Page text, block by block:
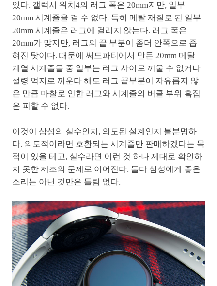
있다. 갤럭시 워치4의 러그 폭은 20mm지만, 일부
20mm 시계줄을 걸 수 없다. 특히 메탈 재질로 된 일부
20mm 시계줄은 러그에 걸리지 않는다. 러그 폭은
20mm가 맞지만, 러그의 끝 부분이 좀더 안쪽으로 좁
혀진 탓이다. 때문에 써드파티에서 만든 20mm 메탈
계열 시계줄을 중 일부는 러그 사이로 끼울 수 없거나
설령 억지로 끼운다 해도 러그 끝부분이 자유롭지 않
은 만큼 마찰로 인한 러그와 시계줄의 버클 부위 흠집
은 피할 수 없다.
이것이 삼성의 실수인지, 의도된 설계인지 불분명하
다. 의도적이라면 호환되는 시계줄만 판매하겠다는 목
적이 있을 테고, 실수라면 이런 것 하나 제대로 확인하
지 못한 제조의 문제로 이어진다. 둘다 삼성에게 좋은
소리는 아닌 것만은 틀림 없다.